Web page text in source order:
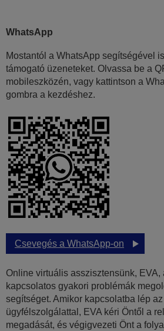
WhatsApp
Mostantól a WhatsApp segítségével
támogató üzeneteket. Olvassa be a
mobileszközén, vagy kattintson a
gombra a kezdéshez.
Csevegés a WhatsApp-on
Online virtuális asszisztensünk, EVA,
kapcsolatos gyakori problémák
segítséget. Amikor kapcsolatba lép
ügyfélszolgálattal, EVA kéri Öntől a
megadását, és végigvezeti Önt a